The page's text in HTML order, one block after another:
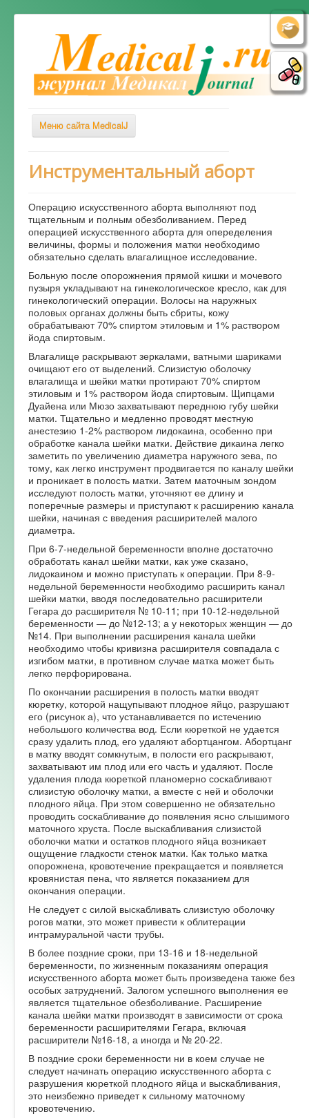
Меню сайта MedicalJ
Весь Медикал
Симптомы
Заболевания
Диагностика
Лечение
Советы врача
Альтернативная медицина
Форум
Инструментальный аборт
Операцию искусственного аборта выполняют под
тщательным и полным обезболиванием. Перед
операцией искусственного аборта для опеределения
величины, формы и положения матки необходимо
обязательно сделать влагалищное исследование.
Больную после опорожнения прямой кишки и мочевого
пузыря укладывают на гинекологическое кресло, как для
гинекологический операции. Волосы на наружных
половых органах должны быть сбриты, кожу
обрабатывают 70% спиртом этиловым и 1% раствором
йода спиртовым.
Влагалище раскрывают зеркалами, ватными шариками
очищают его от выделений. Слизистую оболочку
влагалища и шейки матки протирают 70% спиртом
этиловым и 1% раствором йода спиртовым. Щипцами
Дуайена или Мюзо захватывают переднюю губу шейки
матки. Тщательно и медленно проводят местную
анестезию 1-2% раствором лидокаина, особенно при
обработке канала шейки матки. Действие дикаина легко
заметить по увеличению диаметра наружного зева, по
тому, как легко инструмент продвигается по каналу шейки
и проникает в полость матки. Затем маточным зондом
исследуют полость матки, уточняют ее длину и
поперечные размеры и приступают к расширению канала
шейки, начиная с введения расширителей малого
диаметра.
При 6-7-недельной беременности вполне достаточно
обработать канал шейки матки, как уже сказано,
лидокаином и можно приступать к операции. При 8-9-
недельной беременности необходимо расширить канал
шейки матки, вводя последовательно расширители
Гегара до расширителя № 10-11; при 10-12-недельной
беременности — до №12-13; а у некоторых женщин — до
№14. При выполнении расширения канала шейки
необходимо чтобы кривизна расширителя совпадала с
изгибом матки, в противном случае матка может быть
легко перфорирована.
По окончании расширения в полость матки вводят
кюретку, которой нащупывают плодное яйцо, разрушают
его (рисунок а), что устанавливается по истечению
небольшого количества вод. Если кюреткой не удается
сразу удалить плод, его удаляют абортцангом. Абортцанг
в матку вводят сомкнутым, в полости его раскрывают,
захватывают им плод или его часть и удаляют. После
удаления плода кюреткой планомерно соскабливают
слизистую оболочку матки, а вместе с ней и оболочки
плодного яйца. При этом совершенно не обязательно
проводить соскабливание до появления ясно слышимого
маточного хруста. После выскабливания слизистой
оболочки матки и остатков плодного яйца возникает
ощущение гладкости стенок матки. Как только матка
опорожнена, кровотечение прекращается и появляется
кровянистая пена, что является показанием для
окончания операции.
Не следует с силой выскабливать слизистую оболочку
рогов матки, это может привести к облитерации
интрамуральной части трубы.
В более поздние сроки, при 13-16 и 18-недельной
беременности, по жизненным показаниям операция
искусственного аборта может быть произведена также без
особых затруднений. Залогом успешного выполнения ее
является тщательное обезболивание. Расширение
канала шейки матки производят в зависимости от срока
беременности расширителями Гегара, включая
расширители №16-18, а иногда и № 20-22.
В поздние сроки беременности ни в коем случае не
следует начинать операцию искусственного аборта с
разрушения кюреткой плодного яйца и выскабливания,
это неизбежно приведет к сильному маточному
кровотечению.